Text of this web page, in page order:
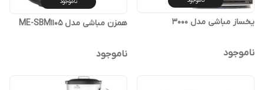
یخساز مباشی مدل 3000
ناموجود
همزن مباشی مدل ME-SBM1105
ناموجود